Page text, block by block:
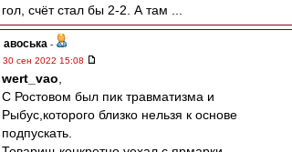
гол, счёт стал бы 2-2. А там ...
авоська -
30 сен 2022 15:08
wert_vao
С Ростовом был пик травматизма и
Рыбус,которого близко нельзя к основе
подпускать.